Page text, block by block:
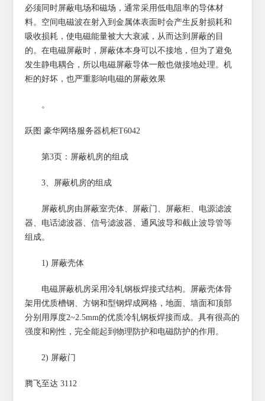
必须同时屏蔽电场和磁场，通常采用低电阻率的导体材
料。空间电磁波在射入到金属体表面时会产生反射损耗和
吸收损耗，使电磁能量被大大衰减，从而达到屏蔽的目
的。在电磁屏蔽时，屏蔽体本身可以不接地，但为了避免
发生静电耦合，所以电磁屏蔽导体一般也做接地处理。机
柜的好坏，也严重影响电磁的屏蔽效果
。
跃图 豪华网络服务器机柜T6042
第3页：屏蔽机房的组成
3、屏蔽机房的组成
屏蔽机房由屏蔽室壳体、屏蔽门、屏蔽柜、电源滤波
器、电话滤波器、信号滤波器、通风波导和截止波导管等
组成。
1) 屏蔽壳体
电磁屏蔽机房采用冷轧钢板焊接式结构。屏蔽壳体骨
架用优质槽钢、方钢和型钢焊成网格，地面、墙面和顶部
分别用厚度2~2.5mm的优质冷轧钢板焊接而成。具有很高的
强度和刚性，完全能起到物理防护和电磁防护的作用。
2) 屏蔽门
腾飞至达 3112